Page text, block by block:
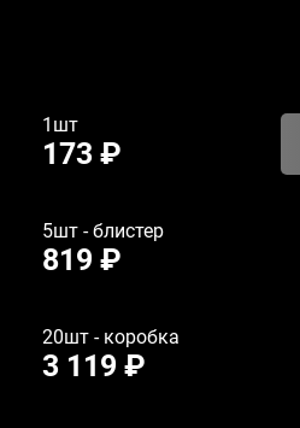
1шт
173 ₽
5шт - блистер
819 ₽
20шт - коробка
3 119 ₽